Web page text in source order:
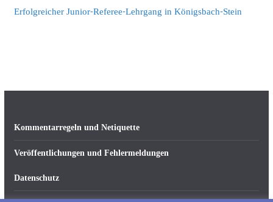
Erfolgreicher Junior-Referee-Lehrgang in Königsbach-Stein
Kommentarregeln und Netiquette
Veröffentlichungen und Fehlermeldungen
Datenschutz